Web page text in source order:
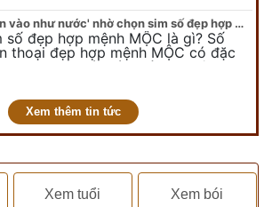
'Tiền vào như nước' nhờ chọn sim số đẹp hợp mệnh MỘC
số đẹp hợp mệnh MỘC là gì? Số
thoại đẹp hợp mệnh MỘC có đặc
ra sao? Dưới góc nhìn chuyên gia
Xem thêm tin tức
Xem tuổi Xem bói